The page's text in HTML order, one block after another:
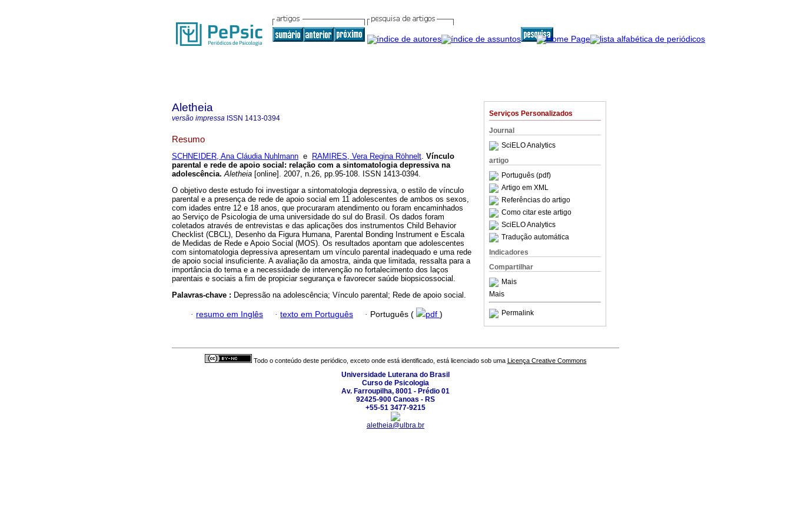
Serviços Personalizados
Journal
SciELO Analytics
artigo
Português (pdf)
Artigo em XML
Referências do artigo
Como citar este artigo
SciELO Analytics
Tradução automática
Indicadores
Compartilhar
Mais
Mais
Permalink
Aletheia
versão impressa ISSN 1413-0394
Resumo
SCHNEIDER, Ana Cláudia Nuhlmann e RAMIRES, Vera Regina Röhnelt. Vínculo
parental e rede de apoio social : relação com a sintomatologia depressiva na
adolescência. Aletheia [online]. 2007, n.26, pp.95-108. ISSN 1413-0394.
O objetivo deste estudo foi investigar a sintomatologia depressiva, o estilo de vínculo
parental e a presença de rede de apoio social em 11 adolescentes de ambos os sexos,
com idades entre 12 e 18 anos, que procuraram atendimento ou foram encaminhados
ao Serviço de Psicologia de uma universidade do sul do Brasil. Os dados foram
coletados através de entrevistas e das aplicações dos instrumentos Child Behavior
Checklist (CBCL), Desenho da Figura Humana, Parental Bonding Instrument e Escala
de Medidas de Rede e Apoio Social (MOS). Os resultados apontam que adolescentes
com sintomatologia depressiva apresentam um vínculo parental inadequado e uma rede
de apoio social insuficiente. A avaliação da amostra, ainda que limitada, ressalta para a
importância do tema e a necessidade de intervenção no fortalecimento dos laços
parentais e sociais a fim de propiciar segurança e favorecer saúde biopsicossocial.
Palavras-chave : Depressão na adolescência; Vínculo parental; Rede de apoio social.
· resumo em Inglês · texto em Português · Português ( pdf )
Todo o conteúdo deste periódico, exceto onde está identificado, está licenciado sob uma Licença Creative Commons
Universidade Luterana do Brasil
Curso de Psicologia
Av. Farroupilha, 8001 - Prédio 01
92425-900 Canoas - RS
+55-51 3477-9215
aletheia@ulbra.br